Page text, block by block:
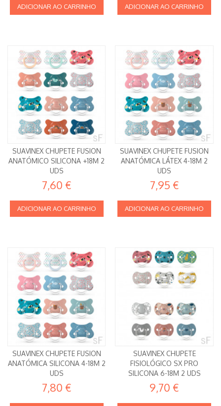
ADICIONAR AO CARRINHO ADICIONAR AO CARRINHO
SUAVINEX CHUPETE FUSION
ANATÓMICO SILICONA +18M 2
UDS
7,60 €
ADICIONAR AO CARRINHO
SUAVINEX CHUPETE FUSION
ANATÓMICA LÁTEX 4-18M 2
UDS
7,95 €
ADICIONAR AO CARRINHO
SUAVINEX CHUPETE FUSION
ANATÓMICA SILICONA 4-18M 2
UDS
7,80 €
SUAVINEX CHUPETE
FISIOLÓGICO SX PRO
SILICONA 6-18M 2 UDS
9,70 €